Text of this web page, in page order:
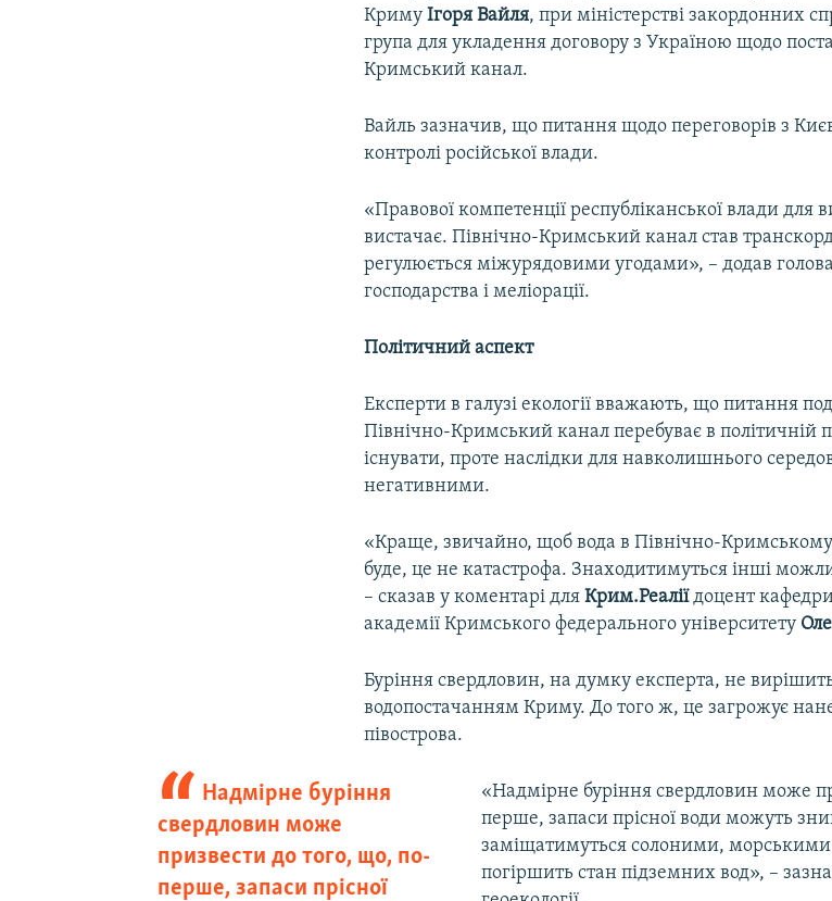
Криму Ігоря Вайля, при міністерстві закордонних
група для укладення договору з Україною щодо
Кримський канал.
Вайль зазначив, що питання щодо переговорів з
контролі російської влади.
«Правової компетенції республіканської влади
вистачає. Північно-Кримський канал став
регулюється міжурядовими угодами», – додав
господарства і меліорації.
Політичний аспект
Експерти в галузі екології вважають, що питання
Північно-Кримський канал перебуває в
існувати, проте наслідки для навколишнього
негативними.
«Краще, звичайно, щоб вода в Північно-Кримському
буде, це не катастрофа. Знаходитимуться інші
– сказав у коментарі дляКрим.Реаліїдоцент кафедри
академії Кримського федерального університету
Буріння свердловин, на думку експерта, не
водопостачанням Криму. До того ж, це загрожує
півострова.
Надмірне буріння
свердловин може
призвести до того, що, по-
перше, запаси прісної
«Надмірне буріння свердловин може
перше, запаси прісної води можуть
заміщатимуться солоними,
погіршить стан підземних вод», –